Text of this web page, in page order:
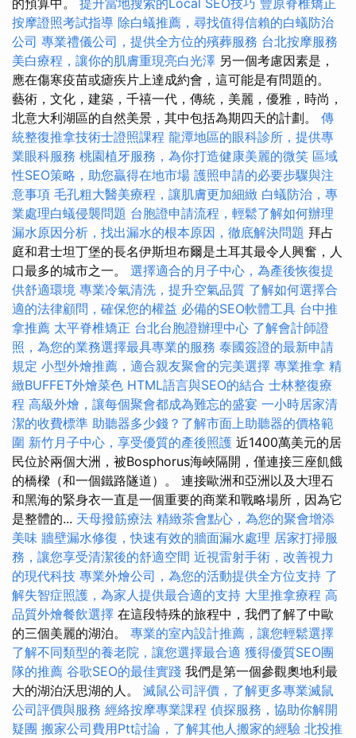
按摩證照考試指導 除白蟻推薦，尋找值得信賴的白蟻防治
公司 專業禮儀公司，提供全方位的殯葬服務 台北按摩服務
美白療程，讓你的肌膚重現亮白光澤 另一個考慮因素是，
應在傷寒疫苗或瘧疾片上達成約會，這可能是有問題的。
藝術，文化，建築，千禧一代，傳統，美麗，優雅，時尚，
北意大利湖區的自然美景，其中包括為期四天的計劃。 傳
統整復推拿技術士證照課程 龍潭地區的眼科診所，提供專
業眼科服務 桃園植牙服務，為你打造健康美麗的微笑 區域
性SEO策略，助您贏得在地市場 護照申請的必要步驟與注
意事項 毛孔粗大醫美療程，讓肌膚更加細緻 白蟻防治，專
業處理白蟻侵襲問題 台胞證申請流程，輕鬆了解如何辦理
漏水原因分析，找出漏水的根本原因，徹底解決問題 拜占
庭和君士坦丁堡的長名伊斯坦布爾是土耳其最令人興奮，人
口最多的城市之一。 選擇適合的月子中心，為產後恢復提
供舒適環境 專業冷氣清洗，提升空氣品質 了解如何選擇合
適的法律顧問，確保您的權益 必備的SEO軟體工具 台中推
拿推薦 太平脊椎矯正 台北台胞證辦理中心 了解會計師證
照，為您的業務選擇最具專業的服務 泰國簽證的最新申請
規定 小型外燴推薦，適合親友聚會的完美選擇 專業推拿 精
緻BUFFET外燴菜色 HTML語言與SEO的結合 士林整復療
程 高級外燴，讓每個聚會都成為難忘的盛宴 一小時居家清
潔的收費標準 助聽器多少錢？了解市面上助聽器的價格範
圍 新竹月子中心，享受優質的產後照護 近1400萬美元的居
民位於兩個大洲，被Bosphorus海峽隔開，僅連接三座飢餓
的橋樑（和一個鐵路隧道）。 連接歐洲和亞洲以及大理石
和黑海的緊身衣一直是一個重要的商業和戰略場所，因為它
是整體的... 天母撥筋療法 精緻茶會點心，為您的聚會增添
美味 牆壁漏水修復，快速有效的牆面漏水處理 居家打掃服
務，讓您享受清潔後的舒適空間 近視雷射手術，改善視力
的現代科技 專業外燴公司，為您的活動提供全方位支持 了
解失智症照護，為家人提供最合適的支持 大里推拿療程 高
品質外燴餐飲選擇 在這段特殊的旅程中，我們了解了中歐
的三個美麗的湖泊。 專業的室內設計推薦，讓您輕鬆選擇
了解不同類型的養老院，讓您選擇最合適 獲得優質SEO團
隊的推薦 谷歌SEO的最佳實踐 我們是第一個參觀奧地利最
大的湖泊沃思湖的人。 滅鼠公司評價，了解更多專業滅鼠
公司評價與服務 經絡按摩專業課程 偵探服務，協助你解開
疑團 搬家公司費用Ptt討論，了解其他人搬家的經驗 北投推